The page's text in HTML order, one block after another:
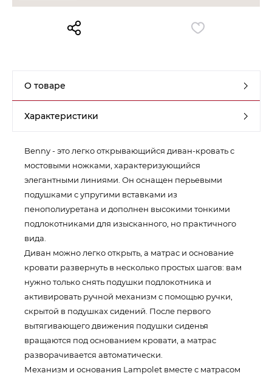
О товаре
Характеристики
Benny - это легко открывающийся диван-кровать с
мостовыми ножками, характеризующийся
элегантными линиями. Он оснащен перьевыми
подушками с упругими вставками из
пенополиуретана и дополнен высокими тонкими
подлокотниками для изысканного, но практичного
вида.
Диван можно легко открыть, а матрас и основание
кровати развернуть в несколько простых шагов: вам
нужно только снять подушки подлокотника и
активировать ручной механизм с помощью ручки,
скрытой в подушках сидений. После первого
вытягивающего движения подушки сиденья
вращаются под основанием кровати, а матрас
разворачивается автоматически.
Механизм и основания Lampolet вместе с матрасом